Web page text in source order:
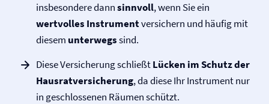
insbesondere dannsinnvoll, wenn Sie ein
wertvolles Instrumentversichern und häufig mit
diesem unterwegssind.
Diese Versicherung schließtLücken im Schutz der
Hausrat­versicherung, da diese Ihr Instrument nur
in geschlossenen Räumen schützt.